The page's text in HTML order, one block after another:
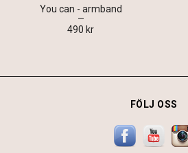
You can - armband
490 kr
FÖLJ OSS